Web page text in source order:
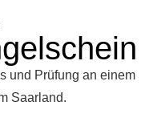
und Prüfung an einem
Saarland.